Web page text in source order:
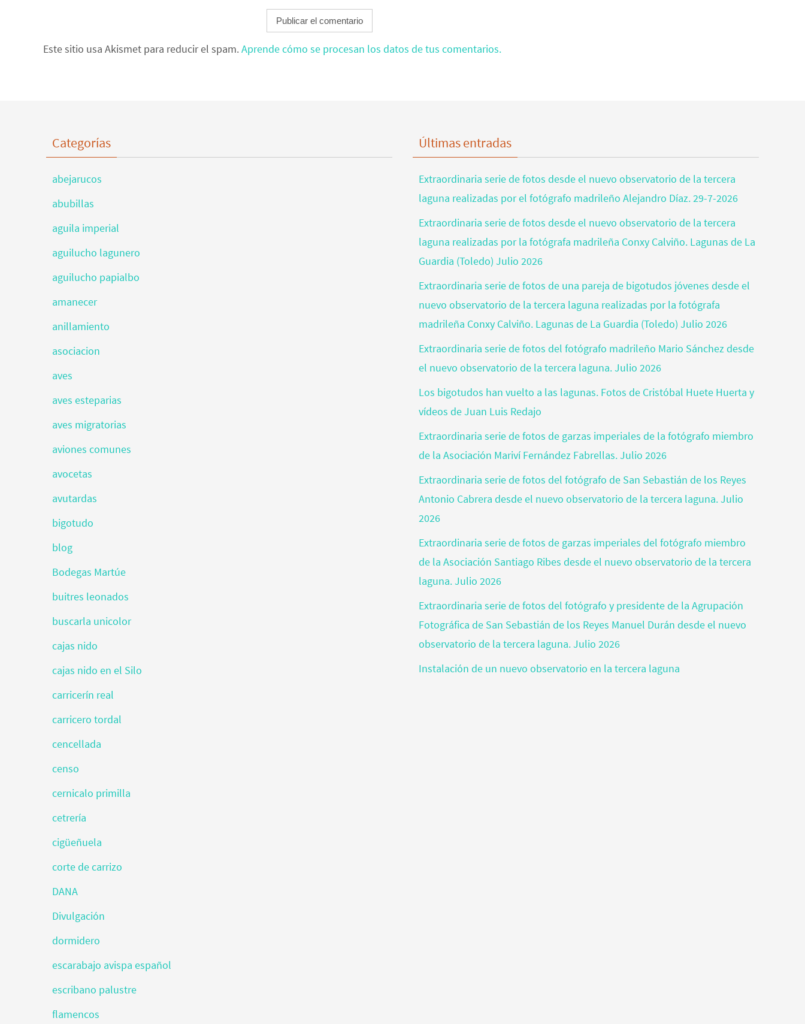
Este sitio usa Akismet para reducir el spam.Aprende cómo se procesan los datos de tus comentarios.
Categorías
abejarucos
abubillas
aguila imperial
aguilucho lagunero
aguilucho papialbo
amanecer
anillamiento
asociacion
aves
aves esteparias
aves migratorias
aviones comunes
avocetas
avutardas
bigotudo
blog
Bodegas Martúe
buitres leonados
buscarla unicolor
cajas nido
cajas nido en el Silo
carricerín real
carricero tordal
cencellada
censo
cernicalo primilla
cetrería
cigüeñuela
corte de carrizo
DANA
Divulgación
dormidero
escarabajo avispa español
escribano palustre
flamencos
Últimas entradas
Extraordinaria serie de fotos desde el nuevo observatorio de la tercera
laguna realizadas por el fotógrafo madrileño Alejandro Díaz. 29-7-2026
Extraordinaria serie de fotos desde el nuevo observatorio de la tercera
laguna realizadas por la fotógrafa madrileña Conxy Calviño. Lagunas de La
Guardia (Toledo) Julio 2026
Extraordinaria serie de fotos de una pareja de bigotudos jóvenes desde el
nuevo observatorio de la tercera laguna realizadas por la fotógrafa
madrileña Conxy Calviño. Lagunas de La Guardia (Toledo) Julio 2026
Extraordinaria serie de fotos del fotógrafo madrileño Mario Sánchez desde
el nuevo observatorio de la tercera laguna. Julio 2026
Los bigotudos han vuelto a las lagunas. Fotos de Cristóbal Huete Huerta y
vídeos de Juan Luis Redajo
Extraordinaria serie de fotos de garzas imperiales de la fotógrafo miembro
de la Asociación Mariví Fernández Fabrellas. Julio 2026
Extraordinaria serie de fotos del fotógrafo de San Sebastián de los Reyes
Antonio Cabrera desde el nuevo observatorio de la tercera laguna. Julio
2026
Extraordinaria serie de fotos de garzas imperiales del fotógrafo miembro
de la Asociación Santiago Ribes desde el nuevo observatorio de la tercera
laguna. Julio 2026
Extraordinaria serie de fotos del fotógrafo y presidente de la Agrupación
Fotográfica de San Sebastián de los Reyes Manuel Durán desde el nuevo
observatorio de la tercera laguna. Julio 2026
Instalación de un nuevo observatorio en la tercera laguna